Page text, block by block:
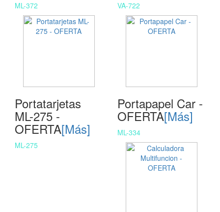
ML-372 VA-722
Portatarjetas
ML-275 -
OFERTA[Más]
ML-275
Portapapel Car -
OFERTA[Más]
ML-334